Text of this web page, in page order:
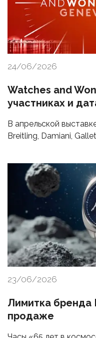
24/06/2026
Watches and
участниках и
В апрельской
Breitling, Damiani,
23/06/2026
Лимитка бренда
продаже